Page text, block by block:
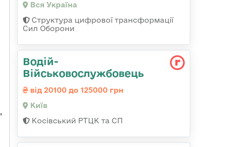
Вся Україна
Структура цифрової трансформації
Сил Оборони
Водій-
Військовослужбовець
від 20100 до 125000 грн
Київ
Косівський РТЦК та СП